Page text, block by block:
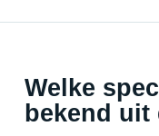
Welke
bekend uit